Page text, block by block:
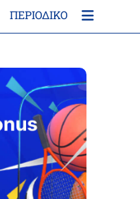
ΠΕΡΙΟΔΙΚΌ